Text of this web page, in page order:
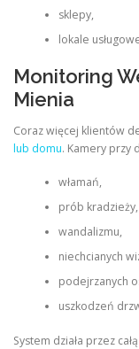
sklepy,
lokale
Monitoring
Mienia
Coraz więcej klientów
lub domu. Kamery przy
włamań,
prób kradzieży,
wandalizmu,
niechcianych
podejrzanych
uszkodzeń
System działa przez